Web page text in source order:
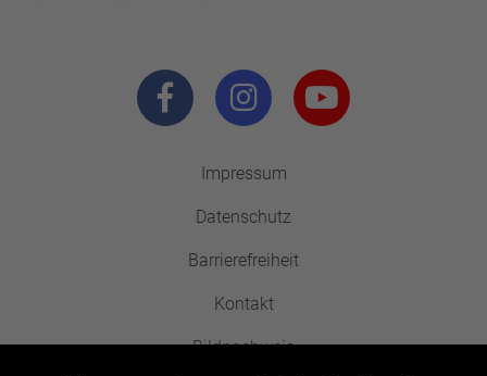
Impressum
Datenschutz
Barrierefreiheit
Kontakt
Bildnachweis